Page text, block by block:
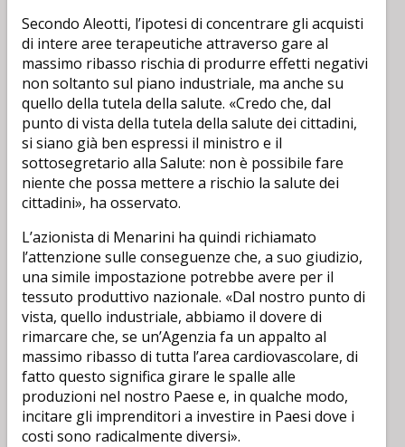
Secondo Aleotti, l’ipotesi di concentrare gli acquisti
di intere aree terapeutiche attraverso gare al
massimo ribasso rischia di produrre effetti negativi
non soltanto sul piano industriale, ma anche su
quello della tutela della salute. «Credo che, dal
punto di vista della tutela della salute dei cittadini,
si siano già ben espressi il ministro e il
sottosegretario alla Salute: non è possibile fare
niente che possa mettere a rischio la salute dei
cittadini», ha osservato.
L’azionista di Menarini ha quindi richiamato
l’attenzione sulle conseguenze che, a suo giudizio,
una simile impostazione potrebbe avere per il
tessuto produttivo nazionale. «Dal nostro punto di
vista, quello industriale, abbiamo il dovere di
rimarcare che, se un’Agenzia fa un appalto al
massimo ribasso di tutta l’area cardiovascolare, di
fatto questo significa girare le spalle alle
produzioni nel nostro Paese e, in qualche modo,
incitare gli imprenditori a investire in Paesi dove i
costi sono radicalmente diversi».